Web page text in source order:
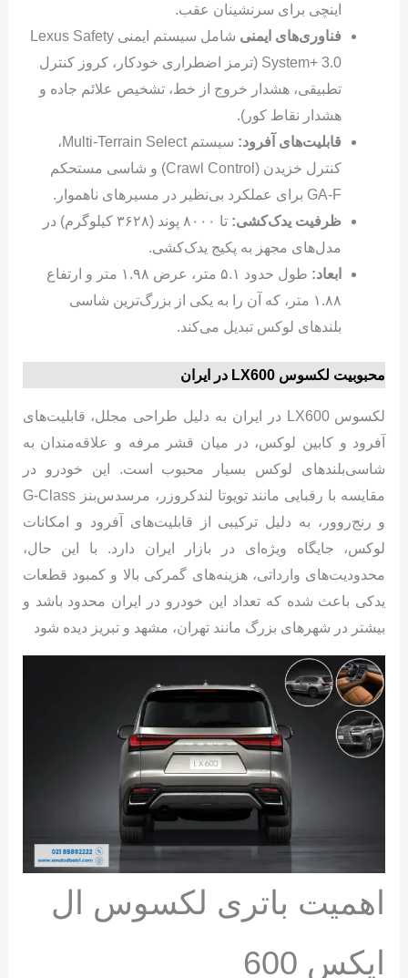
اینچی برای سرنشینان عقب.
فناوری‌های ایمنی
شامل سیستم ایمنی Lexus Safety
System+ 3.0 (ترمز اضطراری خودکار، کروز کنترل
تطبیقی، هشدار خروج از خط، تشخیص علائم جاده و
هشدار نقاط کور).
قابلیت‌های آفرود:
سیستم Multi-Terrain Select،
کنترل خزیدن (Crawl Control) و شاسی مستحکم
GA-F برای عملکرد بی‌نظیر در مسیرهای ناهموار.
ظرفیت یدک‌کشی:
تا ۸۰۰۰ پوند (۳۶۲۸ کیلوگرم) در
مدل‌های مجهز به پکیج یدک‌کشی.
ابعاد:
طول حدود ۵.۱ متر، عرض ۱.۹۸ متر و ارتفاع
۱.۸۸ متر، که آن را به یکی از بزرگ‌ترین شاسی
بلندهای لوکس تبدیل می‌کند.
محبوبیت لکسوس LX600 در ایران
لکسوس LX600 در ایران به دلیل طراحی مجلل، قابلیت‌های
آفرود و کابین لوکس، در میان قشر مرفه و علاقه‌مندان به
شاسی‌بلندهای لوکس بسیار محبوب است. این خودرو در
مقایسه با رقبایی مانند تویوتا لندکروزر، مرسدس‌بنز G-Class
و رنج‌روور، به دلیل ترکیبی از قابلیت‌های آفرود و امکانات
لوکس، جایگاه ویژه‌ای در بازار ایران دارد. با این حال،
محدودیت‌های وارداتی، هزینه‌های گمرکی بالا و کمبود قطعات
یدکی باعث شده که تعداد این خودرو در ایران محدود باشد و
بیشتر در شهرهای بزرگ مانند تهران، مشهد و تبریز دیده شود
اهمیت باتری لکسوس ال
ایکس 600